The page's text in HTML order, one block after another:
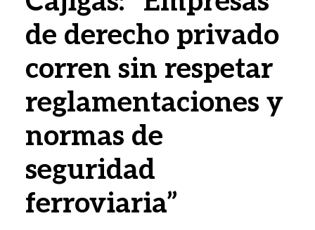
de derecho privado
corren sin respetar
reglamentaciones y
normas de
seguridad
ferroviaria”